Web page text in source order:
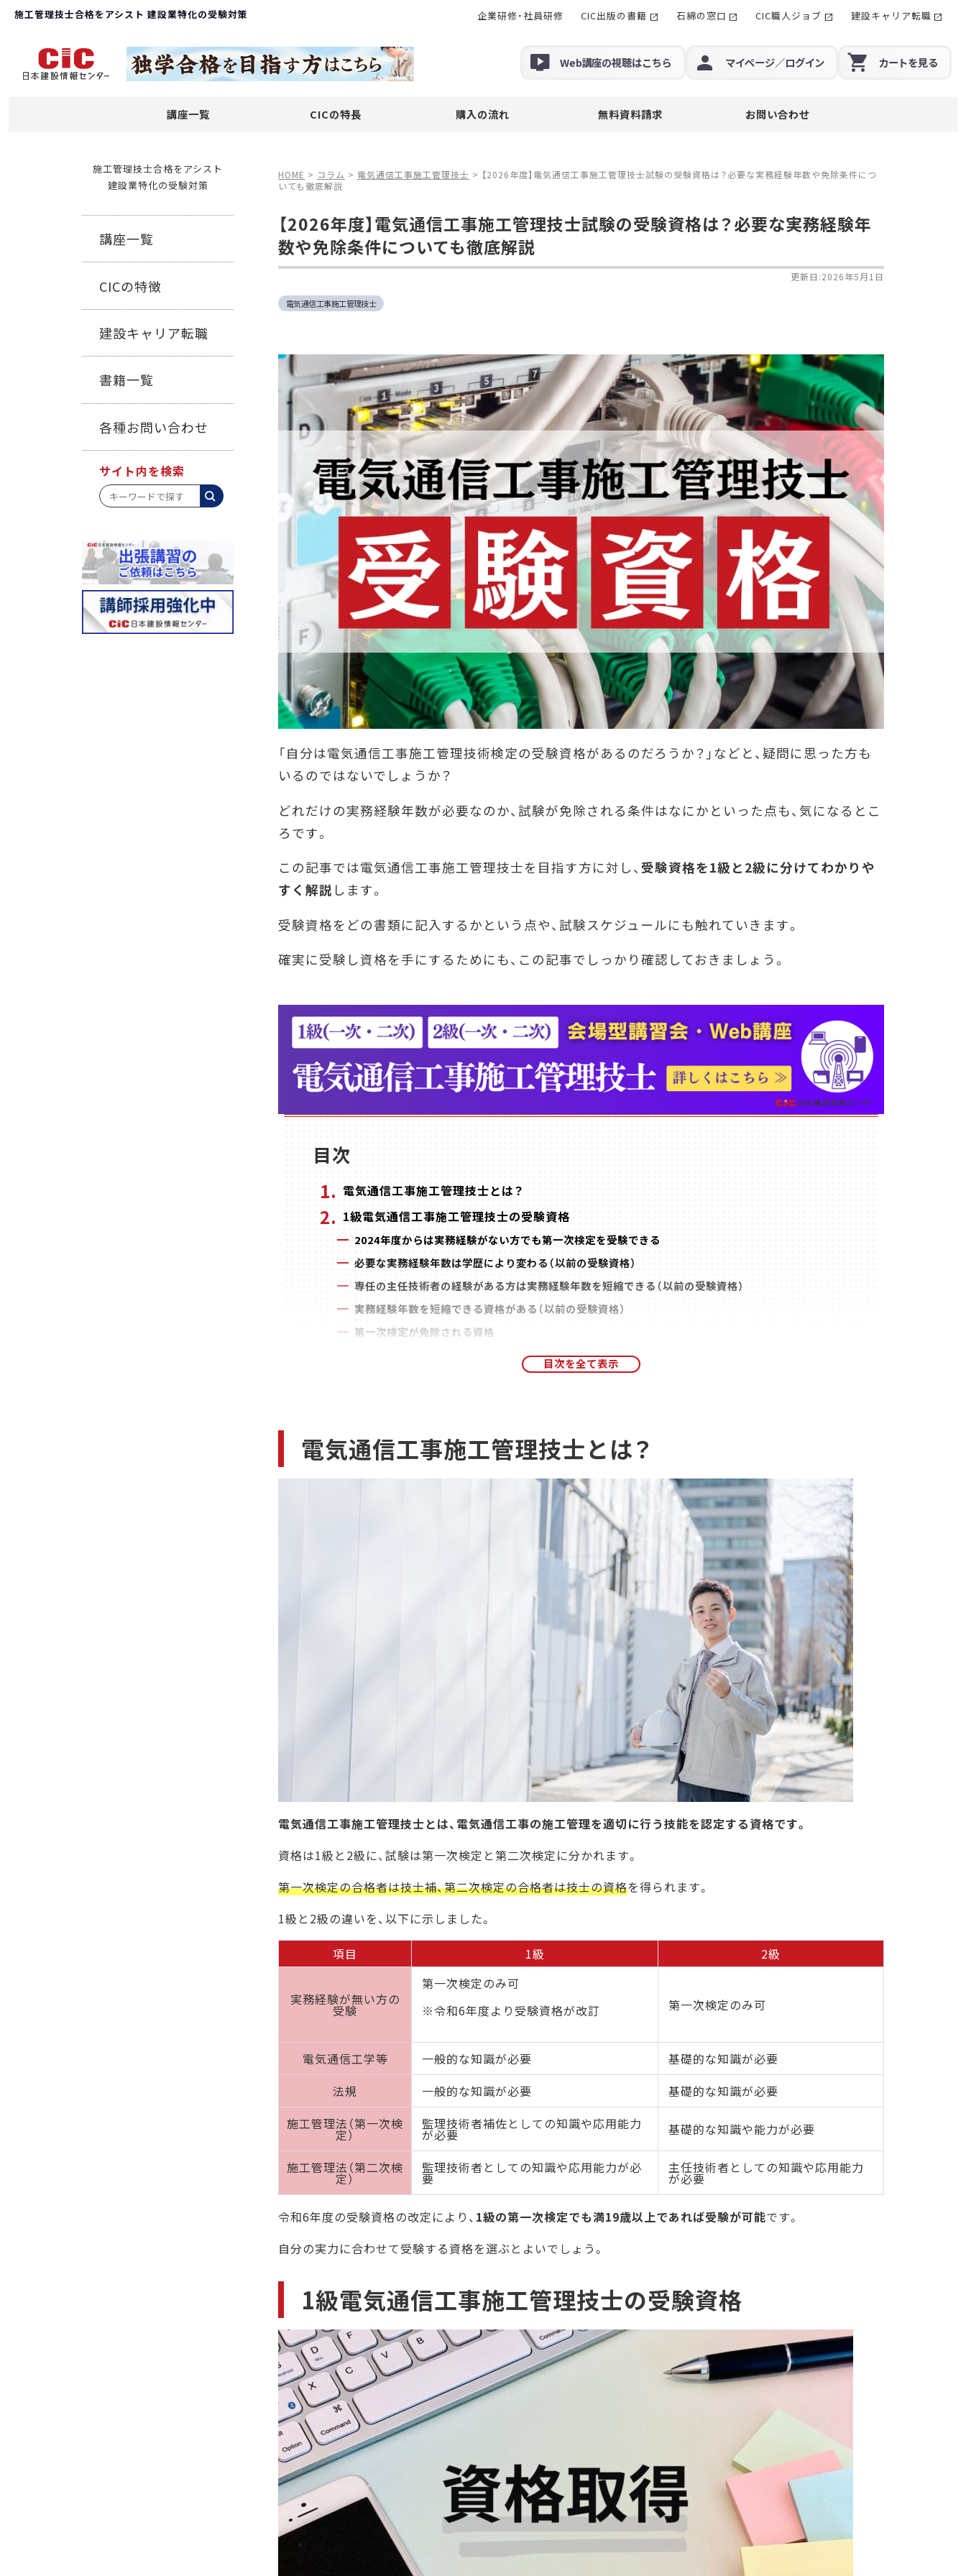
Web講座の視聴はこちら マイページ／ログイン カートを見る
講座一覧 CICの特長 購入の流れ 無料資料請求 お問い合わせ
施工管理技士合格をアシスト 建設業特化の受験対策 企業研修・社員研修 CIC出版の書籍 石綿の窓口 CIC職人ジョブ 建設キャリア転職
施工管理技士合格をアシスト
建設業特化の受験対策
講座一覧
CICの特徴
建設キャリア転職
書籍一覧
各種お問い合わせ
サイト内を検索
HOME > コラム > 電気通信工事施工管理技士 > 【2026年度】電気通信工事施工管理技士試験の受験資格は？必要な実務経験年数や免除条件につ
いても徹底解説
【2026年度】電気通信工事施工管理技士試験の受験資格は？必要な実務経験年
数や免除条件についても徹底解説
更新日:2026年5月1日
電気通信工事施工管理技士
「自分は電気通信工事施工管理技術検定の受験資格があるのだろうか？」などと、疑問に思った方も
いるのではないでしょうか？
どれだけの実務経験年数が必要なのか、試験が免除される条件はなにかといった点も、気になるとこ
ろです。
この記事では電気通信工事施工管理技士を目指す方に対し、 受験資格を1級と2級に分けてわかりや
すく解説 します。
受験資格をどの書類に記入するかという点や、試験スケジュールにも触れていきます。
確実に受験し資格を手にするためにも、この記事でしっかり確認しておきましょう。
目次
電気通信工事施工管理技士とは？
1級電気通信工事施工管理技士の受験資格
2024年度からは実務経験がない方でも第一次検定を受験できる
必要な実務経験年数は学歴により変わる（以前の受験資格）
専任の主任技術者の経験がある方は実務経験年数を短縮できる（以前の受験資格）
実務経験年数を短縮できる資格がある（以前の受験資格）
第一次検定が免除される資格
実務経験を証明する方法（以前の受験資格）
2級電気通信工事施工管理技士をお持ちの場合
必要な実務経験年数は学歴により変わる（以前の受験資格）
実務経験を証明する方法（以前の受験資格）
【2026年度】電気通信工事施工管理技士の試験スケジュール
1級電気通信工事施工管理技術検定の試験スケジュール
2級電気通信工事施工管理技術検定の試験スケジュール
「受検の手引」や最新動向をチェックしたうえでの出願を
電気通信工事施工管理技士とは？
電気通信工事施工管理技士とは、電気通信工事の施工管理を適切に行う技能を認定する資格です。
資格は1級と2級に、試験は第一次検定と第二次検定に分かれます。
第一次検定の合格者は技士補、第二次検定の合格者は技士の資格を得られます。
1級と2級の違いを、以下に示しました。
項目 1級 2級
実務経験が無い方の
受験
第一次検定のみ可
※令和6年度より受験資格が改訂
第一次検定のみ可
電気通信工学等 一般的な知識が必要
基礎的な知識が必要
法規
一般的な知識が必要
基礎的な知識が必要
施工管理法（第一次検
定）
監理技術者補佐としての知識や応用能力
が必要 基礎的な知識や能力が必要
施工管理法（第二次検
定）
監理技術者としての知識や応用能力が必
要
主任技術者としての知識や応用能力
が必要
令和6年度の受験資格の改定により、 1級の第一次検定でも満19歳以上であれば受験が可能です。
自分の実力に合わせて受験する資格を選ぶとよいでしょう。
1級電気通信工事施工管理技士の受験資格